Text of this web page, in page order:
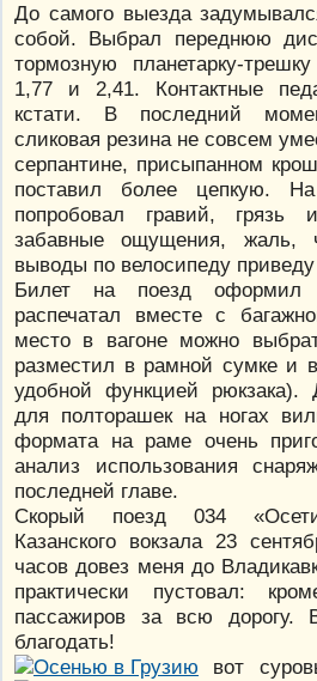
До самого выезда
собой. Выбрал переднюю
тормозную планетарку-
1,77 и 2,41. Контактные
кстати. В последний
сликовая резина не совсем
серпантине, присыпанном
поставил более цепкую.
попробовал гравий,
забавные ощущения,
выводы по велосипеду
Билет на поезд оформил
распечатал вместе с
место в вагоне можно
разместил в рамной сумке и
удобной функцией рюкзака).
для полторашек на ногах
формата на раме очень
анализ использования
последней главе.
Скорый поезд 034
Казанского вокзала 23
часов довез меня до
практически пустовал:
пассажиров за всю
благодать!
вот